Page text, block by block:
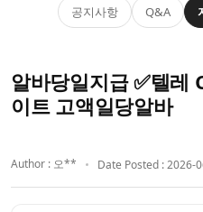
공지사항 Q&A
알바당일지급 ✅텔레
이트 고액일당알바
Author : 오** Date Posted : 2026-